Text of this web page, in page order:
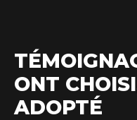
ONT
ADOPTÉ